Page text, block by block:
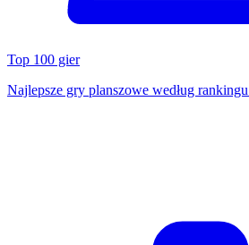
Top 100 gier
Najlepsze gry planszowe według